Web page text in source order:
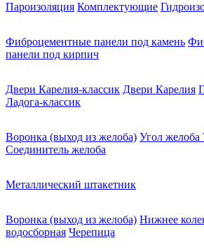
Пароизоляция Комплектующие
Фиброцементные панели под камень
панели под кирпич
Двери Карелия-классик Двери Карелия
Ладога-классик
Воронка (выход из желоба) Угол желоба
Соединитель желоба
Металлический штакетник
Воронка (выход из желоба) Нижнее
водосборная Черепица